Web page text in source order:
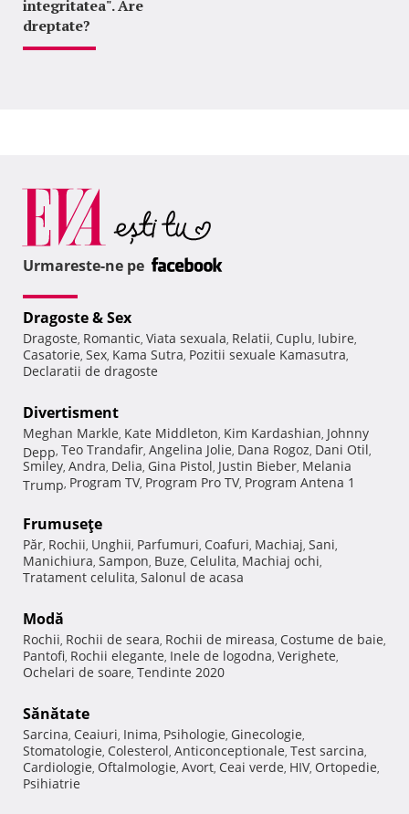
integritatea". Are
dreptate?
Urmareste-ne pe
Dragoste & Sex
Dragoste, Romantic, Viata sexuala, Relatii, Cuplu, Iubire,
Casatorie, Sex, Kama Sutra, Pozitii sexuale Kamasutra,
Declaratii de dragoste
Divertisment
Meghan Markle, Kate Middleton, Kim Kardashian, Johnny
Depp, Teo Trandafir, Angelina Jolie, Dana Rogoz, Dani Otil,
Smiley, Andra, Delia, Gina Pistol, Justin Bieber, Melania
Trump, Program TV, Program Pro TV, Program Antena 1
Frumuseţe
Păr, Rochii, Unghii, Parfumuri, Coafuri, Machiaj, Sani,
Manichiura, Sampon, Buze, Celulita, Machiaj ochi,
Tratament celulita, Salonul de acasa
Modă
Rochii, Rochii de seara, Rochii de mireasa, Costume de baie,
Pantofi, Rochii elegante, Inele de logodna, Verighete,
Ochelari de soare, Tendinte 2020
Sănătate
Sarcina, Ceaiuri, Inima, Psihologie, Ginecologie,
Stomatologie, Colesterol, Anticonceptionale, Test sarcina,
Cardiologie, Oftalmologie, Avort, Ceai verde, HIV, Ortopedie,
Psihiatrie